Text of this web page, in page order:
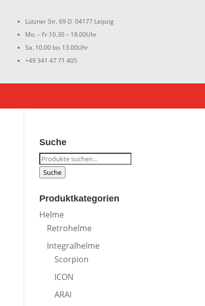
Lützner Str. 69 D 04177 Leipzig
Mo. – Fr.10.30 – 18.00Uhr
Sa. 10.00 bis 13.00Uhr
+49 341 47 71 405
Suche
Suche
nach:
Suche
Produktkategorien
Helme
Retrohelme
Integralhelme
Scorpion
ICON
ARAI